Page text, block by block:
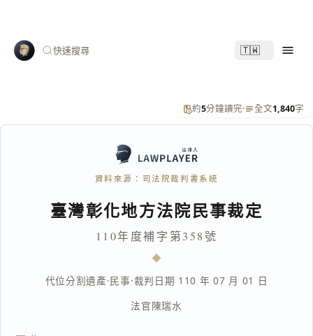
快速搜尋 🇹🇼
約5分鐘讀完· 全文1,840字
資料來源：司法院裁判書系統
臺灣彰化地方法院民事裁定
110年度補字第358號
代位分割遺產·民事·裁判日期 110 年 07 月 01 日
法官陳瑞水